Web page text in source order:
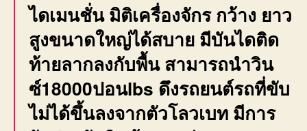
ไดเมนชั่น มิติเครื่องจักร กว้าง ยาว
สูงขนาดใหญ่ได้สบาย มีบันไดติด
ท้ายลากลงกับพื้น สามารถนำวิน
ซ์18000ปอนlbs ดึงรถยนต์รถที่ขับ
ไม่ได้ขึ้นลงจากตัวโลวเบท มีการ